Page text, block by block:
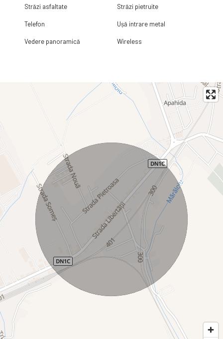
Străzi asfaltate Străzi pietruite
Telefon Ușă intrare metal
Vedere panoramică Wireless